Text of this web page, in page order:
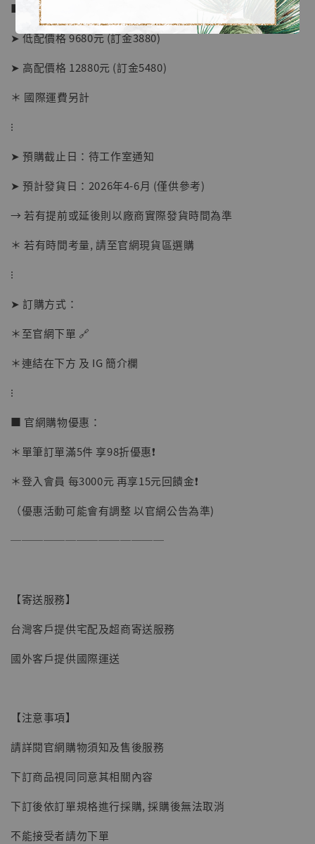
【店內現貨】海賊王 系列蒐藏雕像 布魯克達
NT$ 4,980
NT$ 5,300
■ 販售資訊：
➤ 低配價格 9680元 (訂金3880)
➤ 高配價格 12880元 (訂金5480)
＊ 國際運費另計
⁝
➤ 預購截止日：待工作室通知
➤ 預計發貨日：2026年4-6月 (僅供參考)
→ 若有提前或延後則以廠商實際發貨時間為準
＊ 若有時間考量, 請至官網現貨區選購
⁝
➤ 訂購方式：
＊至官網下單 🔗
＊連結在下方 及 IG 簡介欄
⁝
■ 官網購物優惠：
＊單筆訂單滿5件 享98折優惠❗️
＊登入會員 每3000元 再享15元回饋金❗️
（優惠活動可能會有調整 以官網公告為準)
──────────────
【寄送服務】
台灣客戶提供宅配及超商寄送服務
國外客戶提供國際運送
【注意事項】
請詳閱官網購物須知及售後服務
下訂商品視同同意其相關內容
下訂後依訂單規格進行採購, 採購後無法取消
不能接受者請勿下單